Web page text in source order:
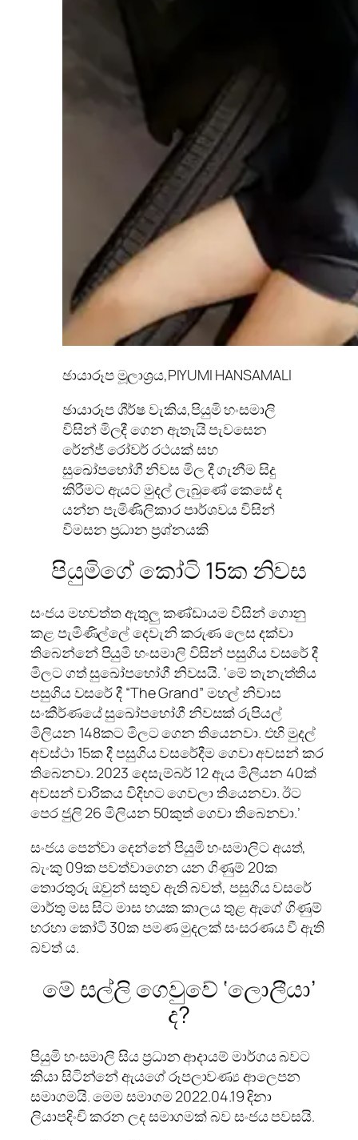
ඡායාරූප මූලාශ්‍රය,PIYUMI HANSAMALI
ඡායාරූප ශීර්ෂ වැකිය,පියුමි හංසමාලි
විසින් මිලදී ගෙන ඇතැයි පැවසෙන
රේන්ජ් රෝවර් රථයක් සහ
සුඛෝපභෝගී නිවස මිල දී ගැනීම සිදු
කිරීමට ඇයට මුදල් ලැබුණේ කෙසේ ද
යන්න පැමිණිලිකාර පාර්ශවය විසින්
විමසන ප්‍රධාන ප්‍රශ්නයකි
පියුමිගේ කෝටි 15ක නිවස
සංජය මහවත්ත ඇතුලු කණ්ඩායම විසින් ගොනු
කළ පැමිණිල්ලේ දෙවැනි කරුණ ලෙස දක්වා
තිබෙන්නේ පියුමි හංසමාලි විසින් පසුගිය වසරේ දී
මිලට ගත් සුඛෝපභෝගී නිවසයි. ‘මේ තැනැත්තිය
පසුගිය වසරේ දී “The Grand” මහල් නිවාස
සංකීර්ණයේ සුඛෝපභෝගී නිවසක් රුපියල්
මිලියන 148කට මිලට ගෙන තියෙනවා. එහි මුදල්
අවස්ථා 15ක දී පසුගිය වසරේදීම ගෙවා අවසන් කර
තිබෙනවා. 2023 දෙසැම්බර් 12 ඇය මිලියන 40ක්
අවසන් වාරිකය විදිහට ගෙවලා තියෙනවා. ඊට
පෙර ජුලි 26 මිලියන 50කුත් ගෙවා තිබෙනවා.’
සංජය පෙන්වා දෙන්නේ පියුමි හංසමාලිට අයත්,
බැංකු 09ක පවත්වාගෙන යන ගිණුම් 20ක
තොරතුරු ඔවුන් සතුව ඇති බවත්, පසුගිය වසරේ
මාර්තු මස සිට මාස හයක කාලය තුළ ඇගේ ගිණුම්
හරහා කෝටි 30ක පමණ මුදලක් සංසරණය වී ඇති
බවත් ය.
මේ සල්ලි ගෙවුවේ ‘ලොලීයා’
ද?
පියුමි හංසමාලි සිය ප්‍රධාන ආදායම් මාර්ගය බවට
කියා සිටින්නේ ඇයගේ රූපලාවණ්‍ය ආලෙපන
සමාගමයි. මෙම සමාගම 2022.04.19 දිනා
ලියාපදිංචි කරන ලද සමාගමක් බව සංජය පවසයි.